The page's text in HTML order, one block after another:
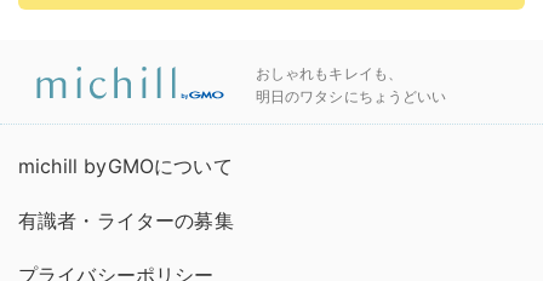
おしゃれもキレイも、
明日のワタシにちょうどいい
michill byGMOについて
有識者・ライターの募集
プライバシーポリシー